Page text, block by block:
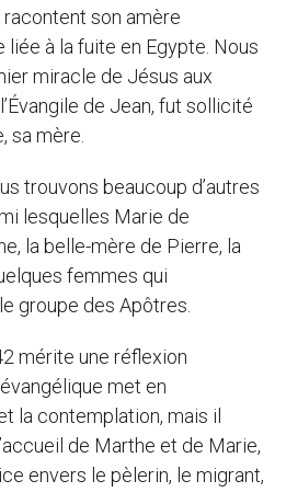
son amère
à la fuite en Egypte. Nous
miracle de Jésus aux
de Jean, fut sollicité
sa mère.
trouvons beaucoup d’autres
lesquelles Marie de
la belle-mère de Pierre, la
femmes qui
groupe des Apôtres.
mérite une réflexion
met en
la contemplation, mais il
de Marthe et de Marie,
envers le pèlerin, le migrant,